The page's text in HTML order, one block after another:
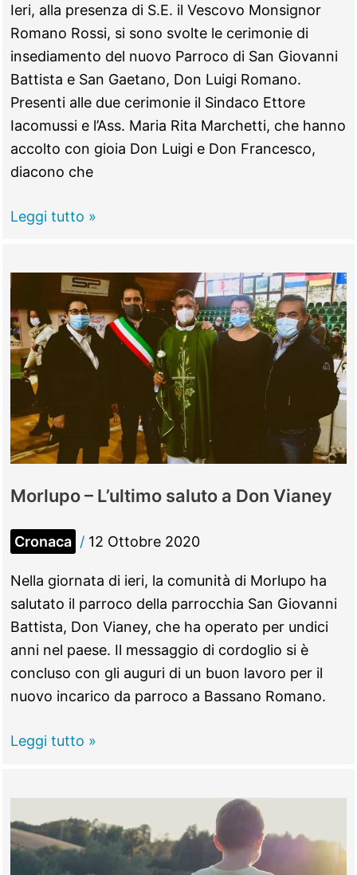
Ieri, alla presenza di S.E. il Vescovo Monsignor
Romano Rossi, si sono svolte le cerimonie di
insediamento del nuovo Parroco di San Giovanni
Battista e San Gaetano, Don Luigi Romano.
Presenti alle due cerimonie il Sindaco Ettore
Iacomussi e l’Ass. Maria Rita Marchetti, che hanno
accolto con gioia Don Luigi e Don Francesco,
diacono che
Morlupo
insedia
il
nuovo
parroco
Don
Luigi
Romano
Leggi tutto »
Morlupo – L’ultimo saluto a Don Vianey
Cronaca / 12 Ottobre 2020
Nella giornata di ieri, la comunità di Morlupo ha
salutato il parroco della parrocchia San Giovanni
Battista, Don Vianey, che ha operato per undici
anni nel paese. Il messaggio di cordoglio si è
concluso con gli auguri di un buon lavoro per il
nuovo incarico da parroco a Bassano Romano.
Morlupo
a
Don
Leggi tutto »